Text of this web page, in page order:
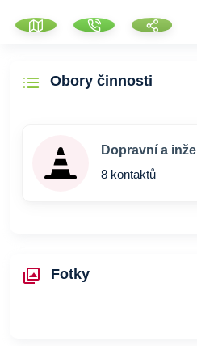
Obory činnosti
Dopravní a
8 kontaktů
Fotky